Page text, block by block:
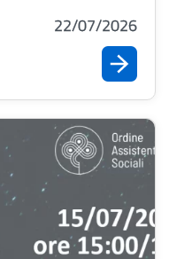
22/07/2026